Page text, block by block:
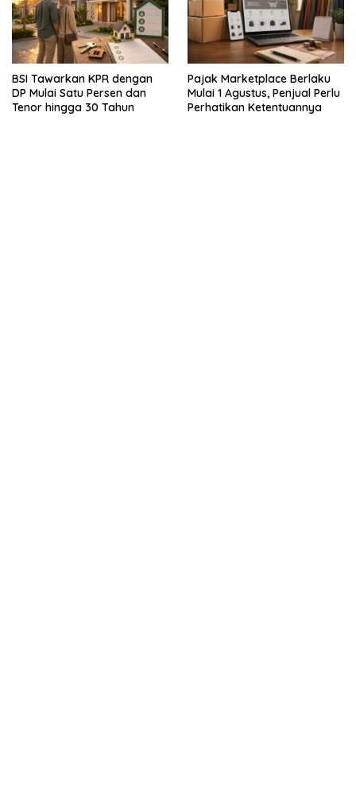
BSI Tawarkan KPR dengan
DP Mulai Satu Persen dan
Tenor hingga 30 Tahun
Pajak Marketplace Berlaku
Mulai 1 Agustus, Penjual Perlu
Perhatikan Ketentuannya